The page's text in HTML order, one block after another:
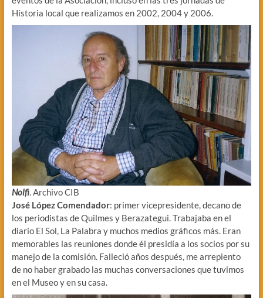
Historia local que realizamos en 2002, 2004 y 2006.
Nolfi. Archivo CIB
José López Comendador: primer vicepresidente, decano de
los periodistas de Quilmes y Berazategui. Trabajaba en el
diario El Sol, La Palabra y muchos medios gráficos más. Eran
memorables las reuniones donde él presidía a los socios por su
manejo de la comisión. Falleció años después, me arrepiento
de no haber grabado las muchas conversaciones que tuvimos
en el Museo y en su casa.